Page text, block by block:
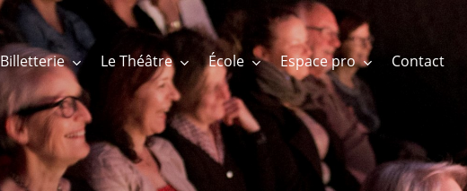
Billetterie Le Théâtre École Espace pro Contact